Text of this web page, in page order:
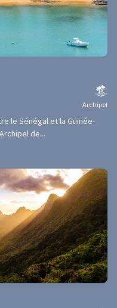
Archipel
le Sénégal et la Guinée-
de...